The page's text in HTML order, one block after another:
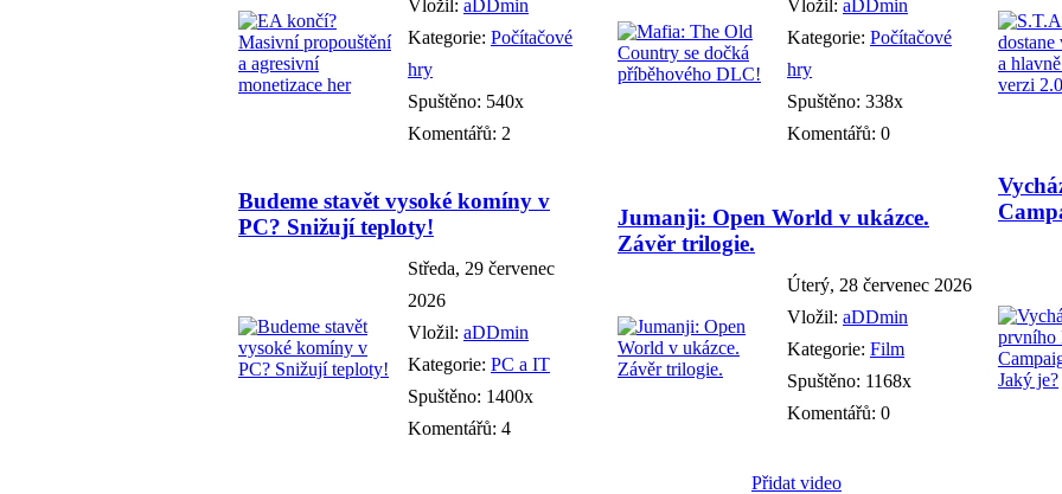
Vložil: aDDmin
Kategorie: Počítačové
hry
Spuštěno: 540x
Komentářů: 2
Vložil: aDDmin
Kategorie: Počítačové
hry
Spuštěno: 338x
Komentářů: 0
Budeme stavět vysoké komíny v
PC? Snižují teploty!
Středa, 29 červenec
2026
Vložil: aDDmin
Kategorie: PC a IT
Spuštěno: 1400x
Komentářů: 4
Jumanji: Open World v ukázce.
Závěr trilogie.
Úterý, 28 červenec 2026
Vložil: aDDmin
Kategorie: Film
Spuštěno: 1168x
Komentářů: 0
Přidat video